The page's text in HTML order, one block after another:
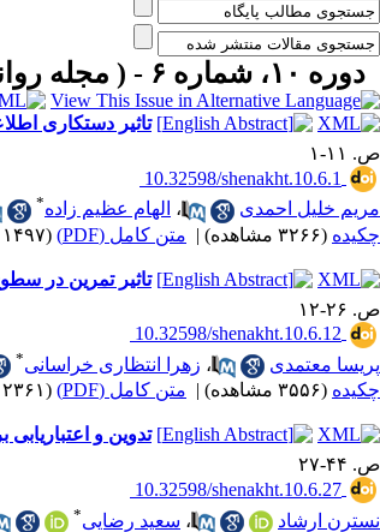
دوره ۱۰، شماره ۶ - ( مجله روانشناسی و روانپزشکی شناخت ۱۴۰۲ )
تاثیر دستکاری
ص. ۱۱-۱
‎ 10.32598/shenakht.10.6.1
مریم خلیل احمدی
، الهام عظیم زاده*
چکیده (۳۲۶۶ مشاهده) | متن کامل (PDF) (۱۴۹۷ دریافت)
تاثیر تمرین در
ص. ۲۶-۱۲
‎ 10.32598/shenakht.10.6.12
پریسا معتمدی
، زهرا انتظاری خراسانی*
چکیده (۳۵۵۶ مشاهده) | متن کامل (PDF) (۲۳۶۱ دریافت)
تدوین و
ص. ۴۴-۲۷
‎ 10.32598/shenakht.10.6.27
نسترن ارشاد
، سعید رضایی*